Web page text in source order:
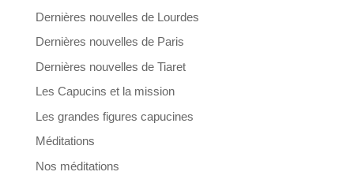
Dernières nouvelles de Lourdes
Dernières nouvelles de Paris
Dernières nouvelles de Tiaret
Les Capucins et la mission
Les grandes figures capucines
Méditations
Nos méditations